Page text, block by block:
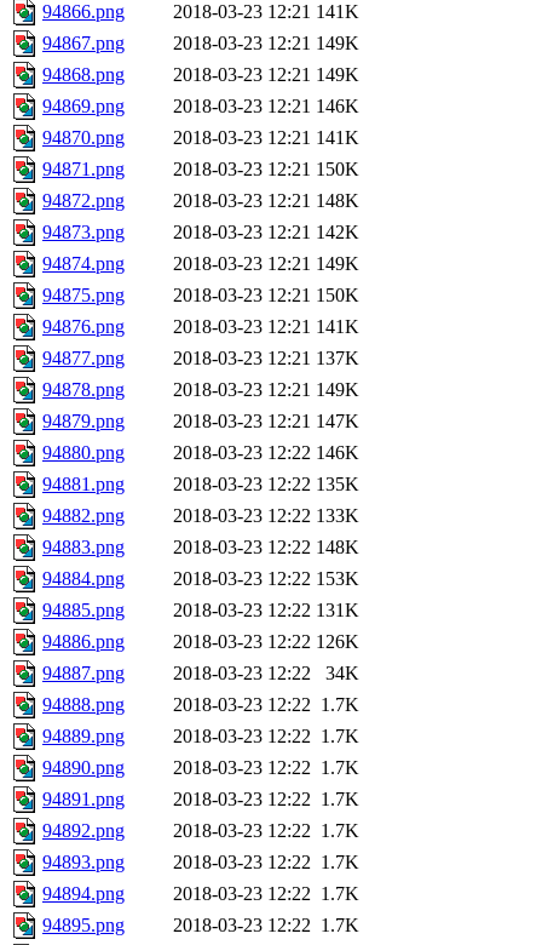
94866.png
2018-03-23 12:21 141K
94867.png
2018-03-23 12:21 149K
94868.png
2018-03-23 12:21 149K
94869.png
2018-03-23 12:21 146K
94870.png
2018-03-23 12:21 141K
94871.png
2018-03-23 12:21 150K
94872.png
2018-03-23 12:21 148K
94873.png
2018-03-23 12:21 142K
94874.png
2018-03-23 12:21 149K
94875.png
2018-03-23 12:21 150K
94876.png
2018-03-23 12:21 141K
94877.png
2018-03-23 12:21 137K
94878.png
2018-03-23 12:21 149K
94879.png
2018-03-23 12:21 147K
94880.png
2018-03-23 12:22 146K
94881.png
2018-03-23 12:22 135K
94882.png
2018-03-23 12:22 133K
94883.png
2018-03-23 12:22 148K
94884.png
2018-03-23 12:22 153K
94885.png
2018-03-23 12:22 131K
94886.png
2018-03-23 12:22 126K
94887.png
2018-03-23 12:22
34K
94888.png
2018-03-23 12:22 1.7K
94889.png
2018-03-23 12:22 1.7K
94890.png
2018-03-23 12:22 1.7K
94891.png
2018-03-23 12:22 1.7K
94892.png
2018-03-23 12:22 1.7K
94893.png
2018-03-23 12:22 1.7K
94894.png
2018-03-23 12:22 1.7K
94895.png
2018-03-23 12:22 1.7K